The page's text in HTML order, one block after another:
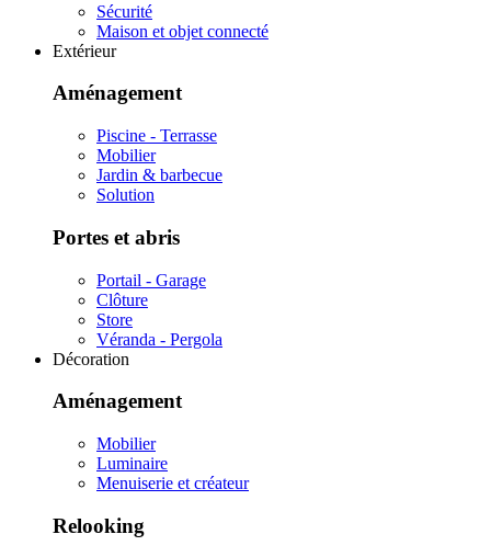
Sécurité
Maison et objet connecté
Extérieur
Aménagement
Piscine - Terrasse
Mobilier
Jardin & barbecue
Solution
Portes et abris
Portail - Garage
Clôture
Store
Véranda - Pergola
Décoration
Aménagement
Mobilier
Luminaire
Menuiserie et créateur
Relooking